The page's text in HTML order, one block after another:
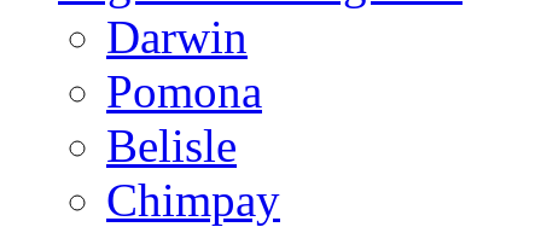
Darwin
Pomona
Belisle
Chimpay